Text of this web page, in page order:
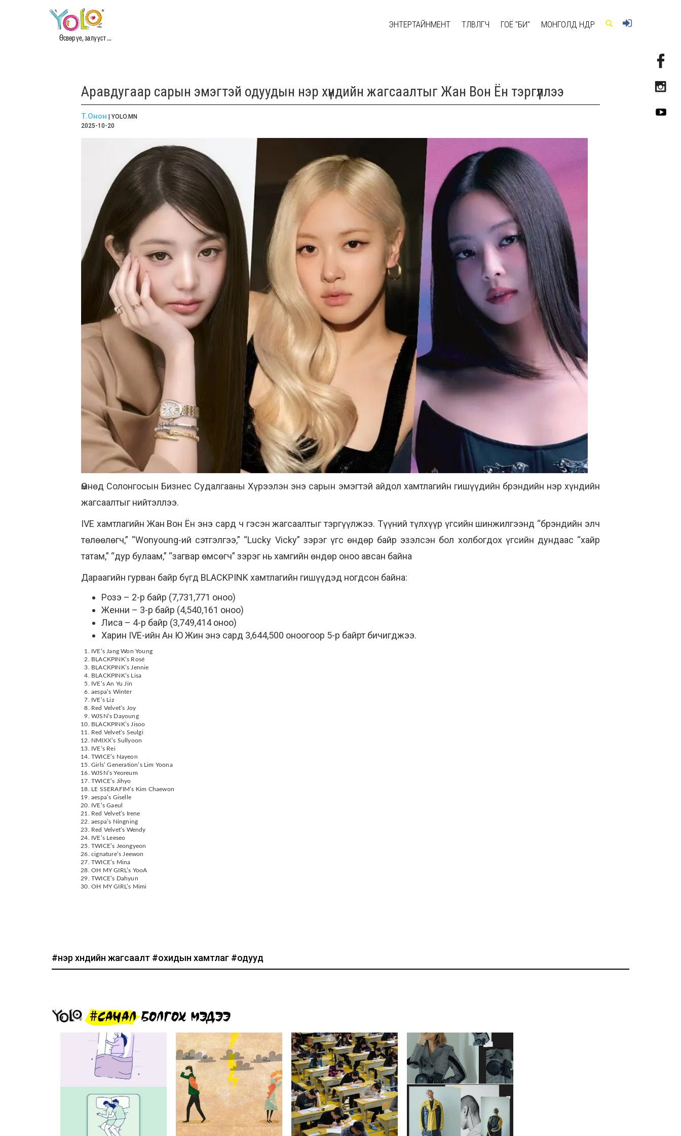
Өсвөр үе, залууст ...
ЭНТЕРТАЙНМЕНТ ТӨЛӨВЛӨГЧ ГОЁ "БИ" МОНГОЛД ӨНӨӨДӨР
Аравдугаар сарын эмэгтэй одуудын нэр хүндийн жагсаалтыг Жан Вон Ён тэргүүллээ
Т.Онон | YOLO.MN
2025-10-20
Өмнөд Солонгосын Бизнес Судалгааны Хүрээлэн энэ сарын эмэгтэй айдол хамтлагийн гишүүдийн брэндийн нэр хүндийн
жагсаалтыг нийтэллээ.
IVE хамтлагийн Жан Вон Ён энэ сард ч гэсэн жагсаалтыг тэргүүлжээ. Түүний түлхүүр үгсийн шинжилгээнд “брэндийн элч
төлөөлөгч,” “Wonyoung-ий сэтгэлгээ,” “Lucky Vicky” зэрэг үгс өндөр байр эзэлсэн бол холбогдох үгсийн дундаас “хайр
татам,” “дур булаам,” “загвар өмсөгч” зэрэг нь хамгийн өндөр оноо авсан байна
Дараагийн гурван байр бүгд BLACKPINK хамтлагийн гишүүдэд ногдсон байна:
Розэ – 2-р байр (7,731,771 оноо)
Женни – 3-р байр (4,540,161 оноо)
Лиса – 4-р байр (3,749,414 оноо)
Харин IVE-ийн Ан Ю Жин энэ сард 3,644,500 оноогоор 5-р байрт бичигджээ.
IVE’s Jang Won Young
BLACKPINK’s Rosé
BLACKPINK’s Jennie
BLACKPINK’s Lisa
IVE’s An Yu Jin
aespa’s Winter
IVE’s Liz
Red Velvet’s Joy
WJSN’s Dayoung
BLACKPINK’s Jisoo
Red Velvet’s Seulgi
NMIXX’s Sullyoon
IVE’s Rei
TWICE’s Nayeon
Girls’ Generation’s Lim Yoona
WJSN’s Yeoreum
TWICE’s Jihyo
LE SSERAFIM’s Kim Chaewon
aespa’s Giselle
IVE’s Gaeul
Red Velvet’s Irene
aespa’s Ningning
Red Velvet’s Wendy
IVE’s Leeseo
TWICE’s Jeongyeon
cignature’s Jeewon
TWICE’s Mina
OH MY GIRL’s YooA
TWICE’s Dahyun
OH MY GIRL’s Mimi
#нэр хүндийн жагсаалт #охидын хамтлаг #одууд
#САНАЛ БОЛГОХ МЭДЭЭ